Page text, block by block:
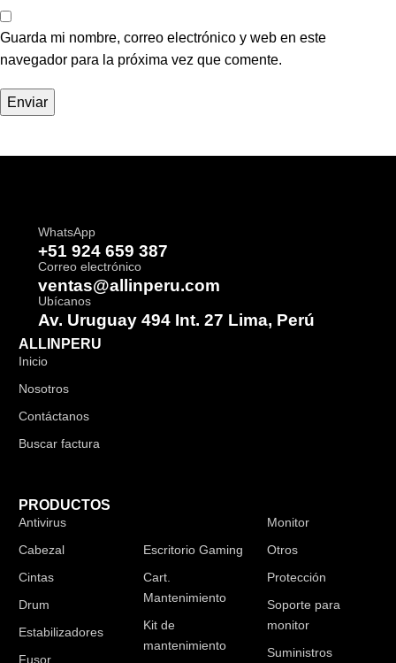
Guarda mi nombre, correo electrónico y web en este
navegador para la próxima vez que comente.
WhatsApp
+51 924 659 387
Correo electrónico
ventas@allinperu.com
Ubícanos
Av. Uruguay 494 Int. 27 Lima, Perú
ALLINPERU
Inicio
Nosotros
Contáctanos
Buscar factura
PRODUCTOS
Antivirus
Cabezal
Cintas
Drum
Estabilizadores
Fusor
Escritorio Gaming
Cart.
Mantenimiento
Kit de
mantenimiento
Monitor
Otros
Protección
Soporte para
monitor
Suministros